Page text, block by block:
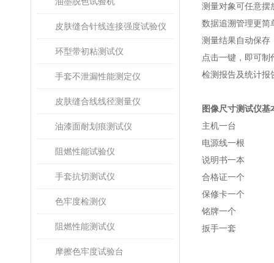
皮肤缝合针线连接强度试验仪
环型带初粘测试仪
手套不泄漏性能测定仪
皮肤缝合线线径测量仪
油漆面耐划痕测试仪
阻燃性能试验仪
手套抗切测试仪
色牢度检测仪
阻燃性能测试仪
摩擦色牢度试验台
测量对象可任意摆
数据追溯管理更简
测量结果自动保存
点击一键，即可制
检测报告及统计报
图像尺寸测试仪基
主机一台
电源线一根
说明书一本
合格证一个
保修卡一个
铭牌一个
扳手一套